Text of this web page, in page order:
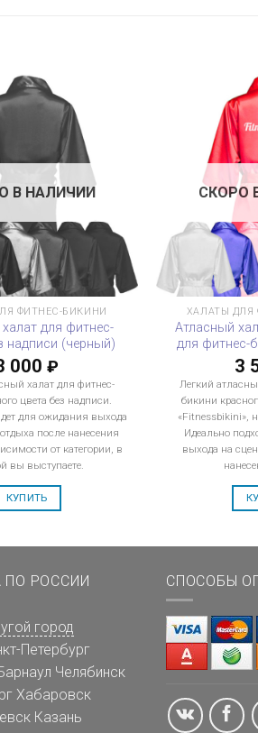
В НАЛИЧИИ
ФИТНЕС-БИКИНИ
для фитнес-
надписи (черный)
000₽
халат для фитнес-
цвета без надписи.
для ожидания выхода
после нанесения
от категории, в
вы выступаете.
КУПИТЬ
СКОРО
ХАЛАТЫ ДЛЯ
Атласный
для фитнес-
3
Легкий
бикини
«Fitnessbikini»,
Идеально
выхода на
ПО РОССИИ
город
Петербург
Челябинск
Хабаровск
Казань
СПОСОБЫ